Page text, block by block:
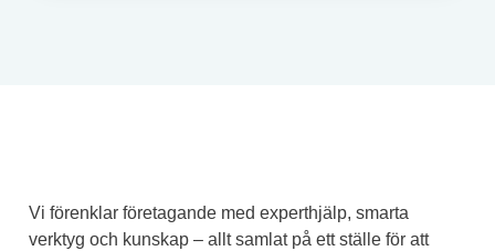
Vi förenklar företagande med experthjälp, smarta
verktyg och kunskap – allt samlat på ett ställe för att